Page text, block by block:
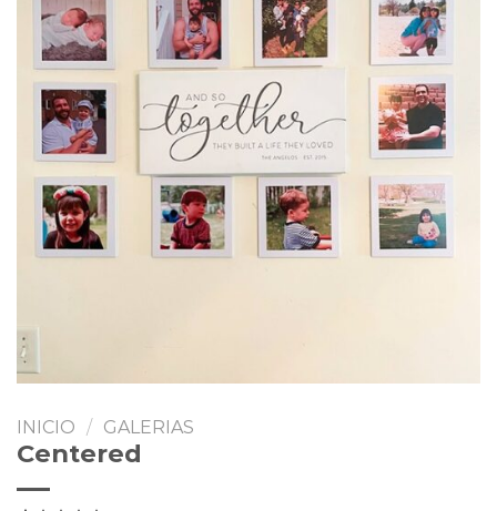
INICIO / GALERIAS
Centered